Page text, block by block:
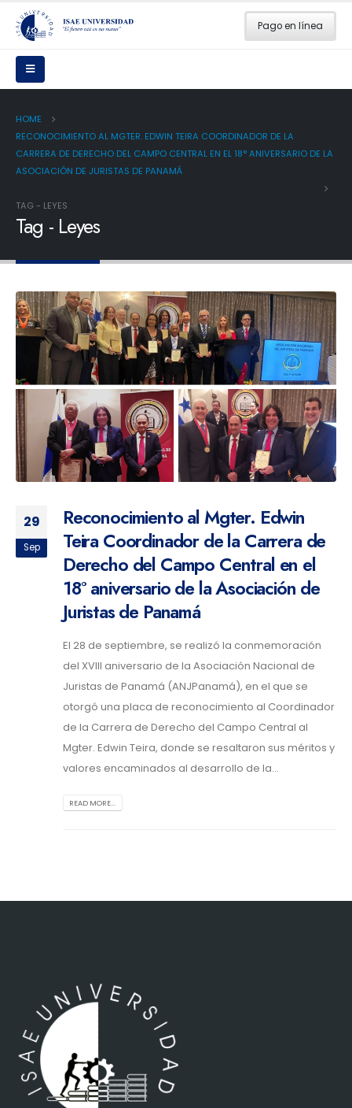
Pago en línea
HOME
RECONOCIMIENTO AL MGTER. EDWIN TEIRA COORDINADOR DE LA
CARRERA DE DERECHO DEL CAMPO CENTRAL EN EL 18° ANIVERSARIO DE LA
ASOCIACIÓN DE JURISTAS DE PANAMÁ
TAG - LEYES
Tag - Leyes
29
Sep
Reconocimiento al Mgter. Edwin
Teira Coordinador de la Carrera de
Derecho del Campo Central en el
18° aniversario de la Asociación de
Juristas de Panamá
El 28 de septiembre, se realizó la conmemoración
del XVIII aniversario de la Asociación Nacional de
Juristas de Panamá (ANJPanamá), en el que se
otorgó una placa de reconocimiento al Coordinador
de la Carrera de Derecho del Campo Central al
Mgter. Edwin Teira, donde se resaltaron sus méritos y
valores encaminados al desarrollo de la...
READ MORE...